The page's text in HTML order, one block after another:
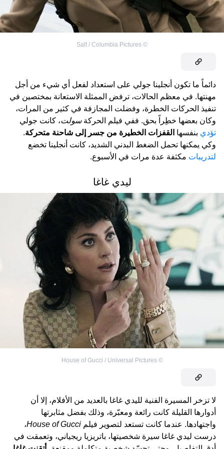
©
Salt / Columbia Pictures
دائماً ما تكون أنجلينا جولي على استعداد لفعل أي شيء من أجل
مهنتها. في معظم الحالات، ترفض الممثلة الاستعانة بمختصين في
تنفيذ الحركات الخطرة، وفضلت المجازفة في كثير من المرات،
وكان بعضها خطِراً بحق. ففي فيلم الحركةسولت، كانت جولي
تؤدي بنفسها القفزات الخطيرة من جسر إلى شاحنة متحركة.
وكي يمكنها تحمل الضغط البدني الشديد، كانت أنجلينا تخضع
لتدريبات مكثفة عدة مرات في الأسبوع.
ليدي غاغا
©
House of Gucci / Universal Pictures
لا تزخر المسيرة الفنية لليدي غاغا بالعديد من الأفلام، إلا أن
أدوارها القليلة كانت رائعة ومعبّرة، وذلك بفضل مثابرتها
واجتهادها. عندما كانت تستعد لتصوير فيلم House of Gucci،
درست ليدي غاغا سيرة شخصيتها، باتريزيا ريجياني، وتعمقت في